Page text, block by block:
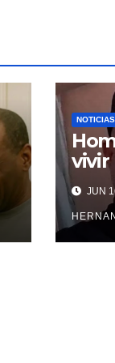
NOTICIAS
vivir
JUN